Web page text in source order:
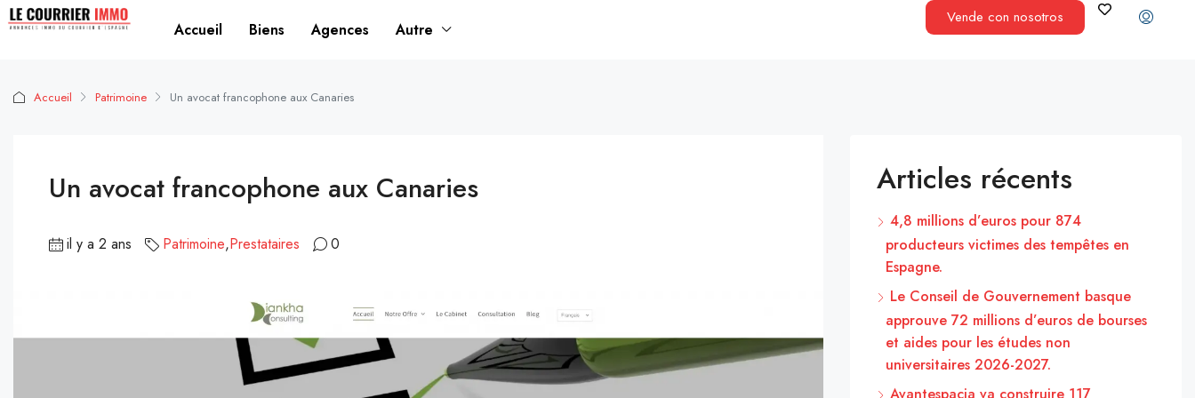
Accueil Biens Agences Autre
Vende con nosotros
Accueil Patrimoine Un avocat francophone aux Canaries
Un avocat francophone aux Canaries
il y a 2 ans Patrimoine,Prestataires 0
Articles récents
4,8 millions d’euros pour 874
producteurs victimes des tempêtes en
Espagne.
Le Conseil de Gouvernement basque
approuve 72 millions d’euros de bourses
et aides pour les études non
universitaires 2026-2027.